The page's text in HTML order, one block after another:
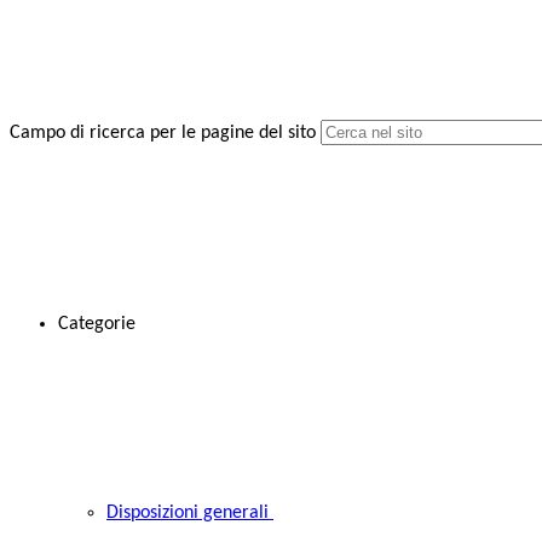
Campo di ricerca per le pagine del sito
Categorie
Disposizioni generali